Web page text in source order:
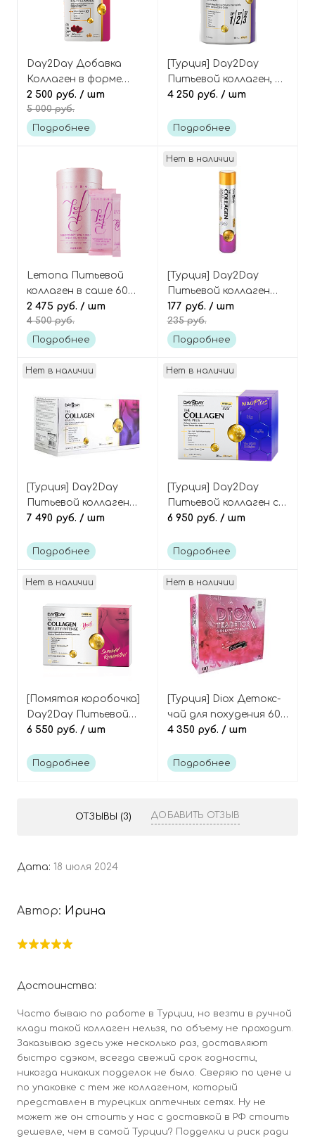
Day2Day Добавка
Коллаген в форме
мармеладок-сердечек
(вкус персик), 60 шт,
The Collagen Beauty
2 500 руб. / шт
5 000 руб.
Подробнее
[Турция] Day2Day
Питьевой коллаген, 30
доз The Collagen All
4 250 руб. / шт
Подробнее
Lemona Питьевой
коллаген в саше 60
шт Kyung Nam Pharm
Gyeol Collagen Plus
2 475 руб. / шт
4 500 руб.
Подробнее
Нет в наличии
[Турция] Day2Day
Питьевой коллаген
5500 мг, 1 флакон, The
Collagen Beauty 5500
mg 1 ea
177 руб. / шт
235 руб.
Подробнее
Нет в наличии
[Турция] Day2Day
Питьевой коллаген
5500 мг, 30 флаконов
ea
7 490 руб. / шт
Подробнее
Нет в наличии
[Турция] Day2Day
Питьевой коллаген с
магнием, 30 саше The
sashe
6 950 руб. / шт
Подробнее
Нет в наличии
[Помятая коробочка]
Day2Day Питьевой
коллаген, 30 саше
Collagen Beauty
6 550 руб. / шт
Подробнее
Нет в наличии
[Турция] Diox Детокс-
чай для похудения 60
саше, Teadetox 100%
4 350 руб. / шт
Подробнее
ОТЗЫВЫ (3) ДОБАВИТЬ ОТЗЫВ
Дата: 18 июля 2024
Автор: Ирина
Достоинства:
Часто бываю по работе в Турции, но везти в ручной
клади такой коллаген нельзя, по объему не проходит.
Заказываю здесь уже несколько раз, доставляют
быстро сдэком, всегда свежий срок годности,
никогда никаких подделок не было. Сверяю по цене и
по упаковке с тем же коллагеном, который
представлен в турецких аптечных сетях. Ну не
может же он стоить у нас с доставкой в РФ стоить
дешевле, чем в самой Турции? Подделки и риск ради